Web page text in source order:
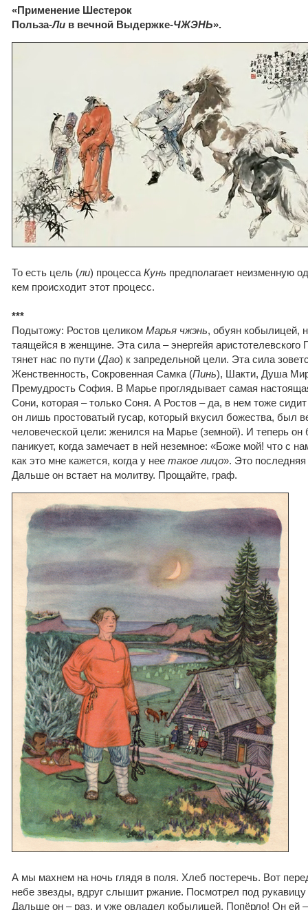
«Применение Шестерок
Польза-Ли в вечной Выдержке-ЧЖЭНЬ».
То есть цель (ли) процесса Кунь предполагает неизменную
кем происходит этот процесс.
***
Подытожу: Ростов целиком Марья чжэнь, обуян кобылицей,
таящейся в женщине. Эта сила – энергейя аристотелевского
тянет нас по пути (Дао) к запредельной цели. Эта сила
Женственность, Сокровенная Самка (Пинь), Шакти, Душа
Премудрость София. В Марье проглядывает самая
Сони, которая – только Соня. А Ростов – да, в нем тоже
он лишь простоватый гусар, который вкусил божества, был
человеческой цели: женился на Марье (земной). И теперь он
паникует, когда замечает в ней неземное: «Боже мой! что с
как это мне кажется, когда у нее такое лицо». Это
Дальше он встает на молитву. Прощайте, граф.
А мы махнем на ночь глядя в поля. Хлеб постеречь. Вот
небе звезды, вдруг слышит ржание. Посмотрел под
Дальше он – раз, и уже овладел кобылицей. Попёрло! Он ей